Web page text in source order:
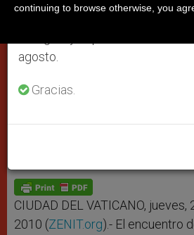
el arzobispo Kurt Koch
SEPTIEMBRE 02, 2010 00:00
h
A
p
p
e
n
g
e
r
a
o
o
k
w
e
h
CIUDAD DEL VATICANO,
2010 (ZENIT.org).- El encuentro
agosto.
Gracias.
continuing to browse otherwise, you